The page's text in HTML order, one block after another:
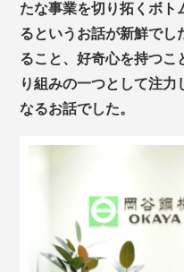
たな事業を切り拓くボト
るというお話が新鮮でし
ること、好奇心を持つこ
り組みの一つとして注力
なるお話でした。